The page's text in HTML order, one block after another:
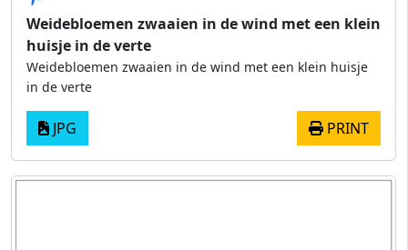
Weidebloemen zwaaien in de wind met een klein
huisje in de verte
Weidebloemen zwaaien in de wind met een klein huisje
in de verte
JPG PRINT